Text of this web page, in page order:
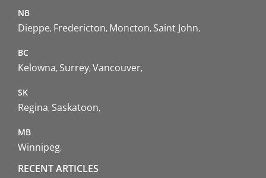
NB
Dieppe Fredericton Moncton Saint John
BC
Kelowna Surrey Vancouver
SK
Regina Saskatoon
MB
Winnipeg
RECENT ARTICLES